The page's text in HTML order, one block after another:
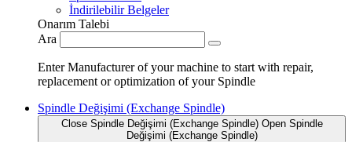
İndirilebilir Belgeler
Onarım Talebi
Ara
Enter Manufacturer of your machine to start with repair,
replacement or optimization of your Spindle
Spindle Değişimi (Exchange Spindle)
Close Spindle Değişimi (Exchange Spindle) Open Spindle
Değişimi (Exchange Spindle)